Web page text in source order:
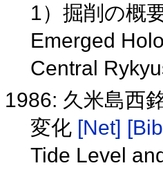
1）掘削の概
Emerged
Central
1986: 久米島西
変化 [Net]
Tide Level